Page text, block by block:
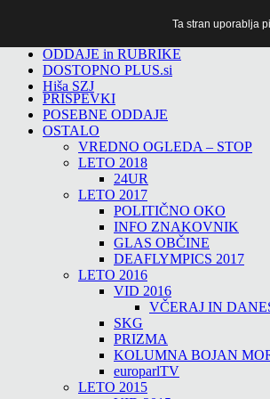
ODDAJE in RUBRIKE
DOSTOPNO PLUS.si
Hiša SZJ
PRISPEVKI
POSEBNE ODDAJE
OSTALO
VREDNO OGLEDA – STOP
LETO 2018
24UR
LETO 2017
POLITIČNO OKO
INFO ZNAKOVNIK
GLAS OBČINE
DEAFLYMPICS 2017
LETO 2016
VID 2016
VČERAJ IN
SKG
PRIZMA
KOLUMNA BOJAN
europarlTV
LETO 2015
Ta stran uporablja